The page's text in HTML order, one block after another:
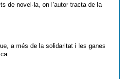
de novel·la, on l’autor tracta de la
a més de la solidaritat i les ganes